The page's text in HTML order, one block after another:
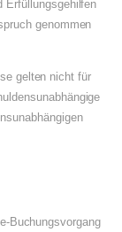
Erfüllungsgehilfen
genommen
gelten nicht für
Buchungsvorgang